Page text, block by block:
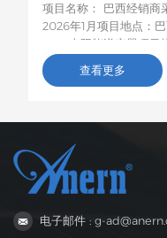
项目名称： 巴西经销商
2026年1月项目地点：
EVO 太阳能逆变器项
变器将运往巴西，用于
这款6.2kW混合型逆变
查看更多
电子邮件 : g-